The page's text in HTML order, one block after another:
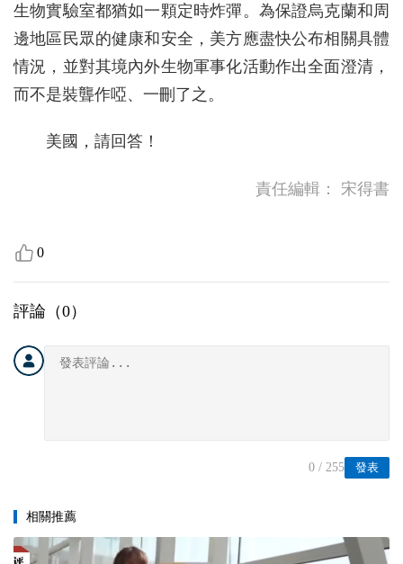
生物實驗室都猶如一顆定時炸彈。為保證烏克蘭和周
邊地區民眾的健康和安全，美方應盡快公布相關具體
情況，並對其境內外生物軍事化活動作出全面澄清，
而不是裝聾作啞、一刪了之。
美國，請回答！
責任編輯： 宋得書
0
評論（0）
發表
0 / 255
相關推薦